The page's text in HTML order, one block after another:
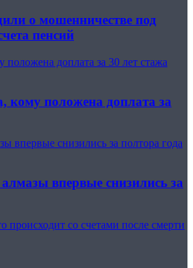
о мошенничестве под
пенсий
доплата за 30 лет стажа
кому положена доплата за
впервые снизились за полтора года
впервые снизились за
происходит со счетами после смерти